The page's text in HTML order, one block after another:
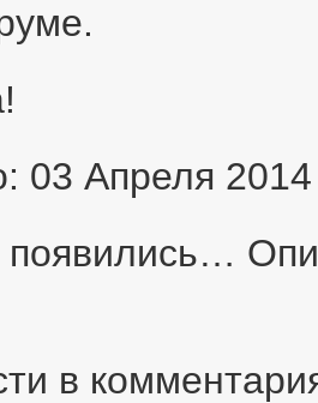
03 Апреля 2014
появились…
в